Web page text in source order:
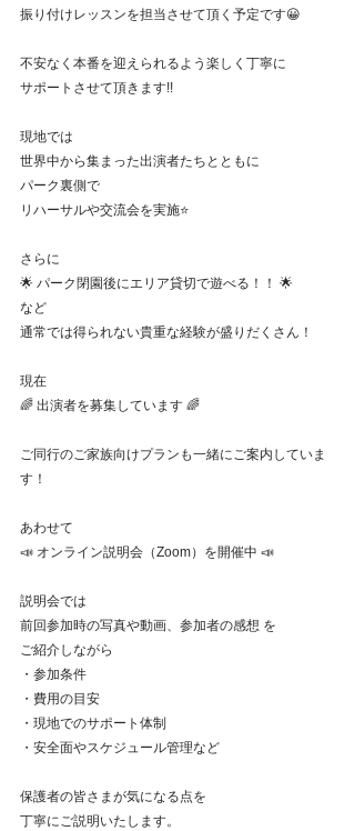
振り付けレッスンを担当させて頂く予定です😀
不安なく本番を迎えられるよう楽しく丁寧に
サポートさせて頂きます!!
現地では
世界中から集まった出演者たちとともに
パーク裏側で
リハーサルや交流会を実施⭐️
さらに
🌟 パーク閉園後にエリア貸切で遊べる！！ 🌟
など
通常では得られない貴重な経験が盛りだくさん！
現在
🌈 出演者を募集しています 🌈
ご同行のご家族向けプランも一緒にご案内していま
す！
あわせて
📣 オンライン説明会（Zoom）を開催中 📣
説明会では
前回参加時の写真や動画、参加者の感想 を
ご紹介しながら
・参加条件
・費用の目安
・現地でのサポート体制
・安全面やスケジュール管理など
保護者の皆さまが気になる点を
丁寧にご説明いたします。